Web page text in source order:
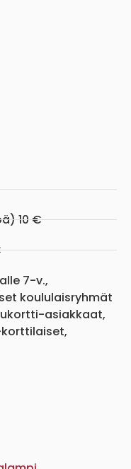
10 €
7-v.,
koululaisryhmät
asiakkaat,